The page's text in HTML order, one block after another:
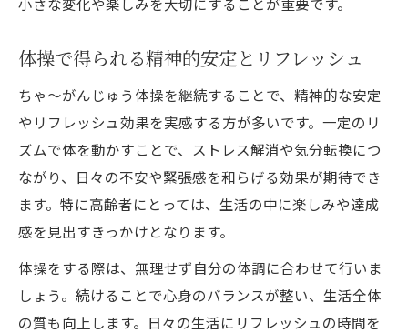
体操で得られる精神的安定とリフレッシュ
ちゃ～がんじゅう体操を継続することで、精神的な安定
やリフレッシュ効果を実感する方が多いです。一定のリ
ズムで体を動かすことで、ストレス解消や気分転換につ
ながり、日々の不安や緊張感を和らげる効果が期待でき
ます。特に高齢者にとっては、生活の中に楽しみや達成
感を見出すきっかけとなります。
体操をする際は、無理せず自分の体調に合わせて行いま
しょう。続けることで心身のバランスが整い、生活全体
の質も向上します。日々の生活にリフレッシュの時間を